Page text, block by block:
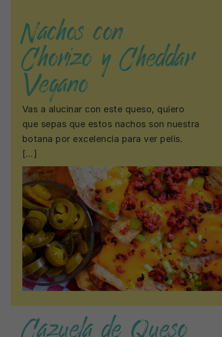
Nachos con
Chorizo y Cheddar
Vegano
Vas a alucinar con este queso, quiero
que sepas que estos nachos son nuestra
botana por excelencia para ver pelis.
[…]
Cazuela de Queso